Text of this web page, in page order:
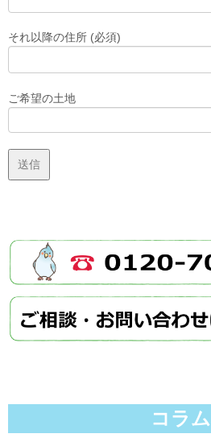
それ以降の住所 (必須)
ご希望の土地
コラム